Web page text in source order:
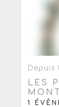
Depuis
LES
1